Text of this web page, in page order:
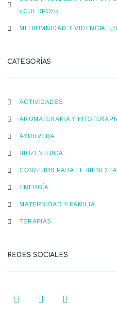
«CUERPOS»
MEDIUMNIDAD Y VIDENCIA,
CATEGORÍAS
ACTIVIDADES
AROMATERAPIA Y
AYURVEDA
BIOZENTRICA
CONSEJOS PARA EL
ENERGÍA
MATERNIDAD Y FAMILIA
TERAPIAS
REDES SOCIALES